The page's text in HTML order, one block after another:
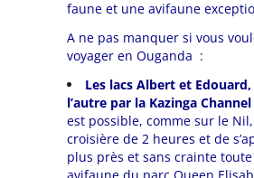
faune et une avifaune
A ne pas manquer si vous
voyager en Ouganda :
Les lacs Albert et Edouard,
l’autre par la Kazinga Channel
est possible, comme sur le
croisière de 2 heures et de
plus près et sans crainte
avifaune du parc Queen